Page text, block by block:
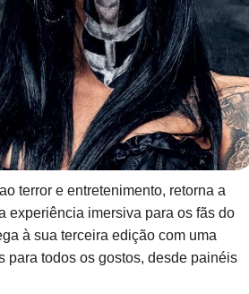
terror e entretenimento, retorna a
experiência imersiva para os fãs do
à sua terceira edição com uma
para todos os gostos, desde painéis